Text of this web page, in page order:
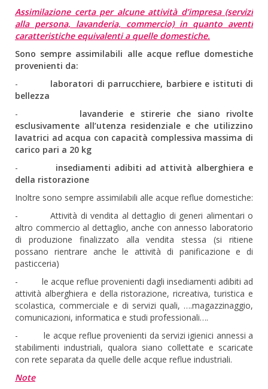
Assimilazione certa per alcune attività d’impresa (servizi
alla persona, lavanderia, commercio) in quanto aventi
caratteristiche equivalenti a quelle domestiche.
Sono sempre assimilabili alle acque reflue domestiche
provenienti da:
- laboratori di parrucchiere, barbiere e istituti di
bellezza
- lavanderie e stirerie che siano rivolte
esclusivamente all’utenza residenziale e che utilizzino
lavatrici ad acqua con capacità complessiva massima di
carico pari a 20 kg
- insediamenti adibiti ad attività alberghiera e
della ristorazione
Inoltre sono sempre assimilabili alle acque reflue domestiche:
- Attività di vendita al dettaglio di generi alimentari o
altro commercio al dettaglio, anche con annesso laboratorio
di produzione finalizzato alla vendita stessa (si ritiene
possano rientrare anche le attività di panificazione e di
pasticceria)
- le acque reflue provenienti dagli insediamenti adibiti ad
attività alberghiera e della ristorazione, ricreativa, turistica e
scolastica, commerciale e di servizi quali, ….magazzinaggio,
comunicazioni, informatica e studi professionali….
- le acque reflue provenienti da servizi igienici annessi a
stabilimenti industriali, qualora siano collettate e scaricate
con rete separata da quelle delle acque reflue industriali.
Note